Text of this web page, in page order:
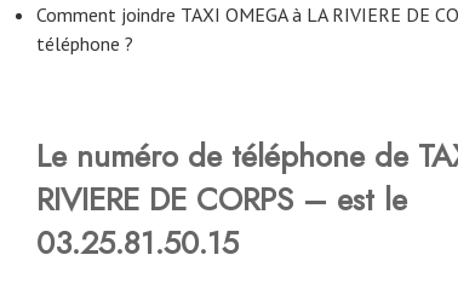
Comment joindre TAXI OMEGA à LA RIVIERE DE
téléphone ?
Le numéro de téléphone de
RIVIERE DE CORPS – est le
03.25.81.50.15